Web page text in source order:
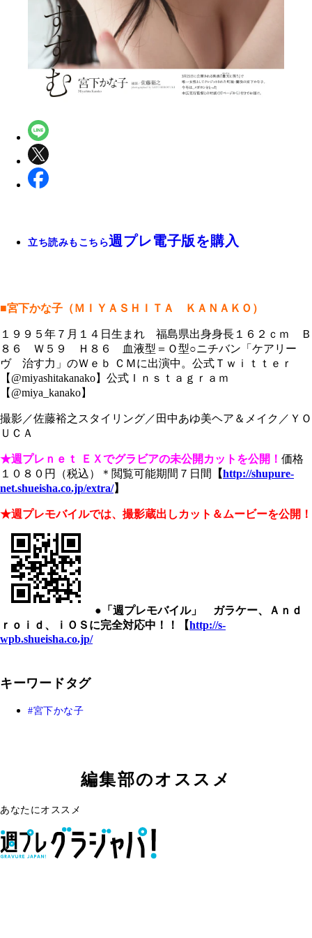
立ち読みもこちら週プレ電子版を購入
■宮下かな子（ＭＩＹＡＳＨＩＴＡ ＫＡＮＡＫＯ）
１９９５年７月１４日生まれ 福島県出身身長１６２ｃｍ Ｂ
８６ Ｗ５９ Ｈ８６ 血液型＝Ｏ型○ニチバン「ケアリー
ヴ 治す力」のＷｅｂ ＣＭに出演中。公式Ｔｗｉｔｔｅｒ
【@miyashitakanako】公式Ｉｎｓｔａｇｒａｍ
【@miya_kanako】
撮影／佐藤裕之スタイリング／田中あゆ美ヘア＆メイク／ＹＯ
ＵＣＡ
★週プレｎｅｔ ＥＸでグラビアの未公開カットを公開！ 価格
１０８０円（税込）＊閲覧可能期間７日間
【http://shupure-
net.shueisha.co.jp/extra/】
★週プレモバイルでは、撮影蔵出しカット＆ムービーを公開！
●「週プレモバイル」 ガラケー、Ａｎｄ
ｒｏｉｄ、ｉＯＳに完全対応中！！【http://s-
wpb.shueisha.co.jp/
キーワードタグ
宮下かな子
編集部のオススメ
あなたにオススメ